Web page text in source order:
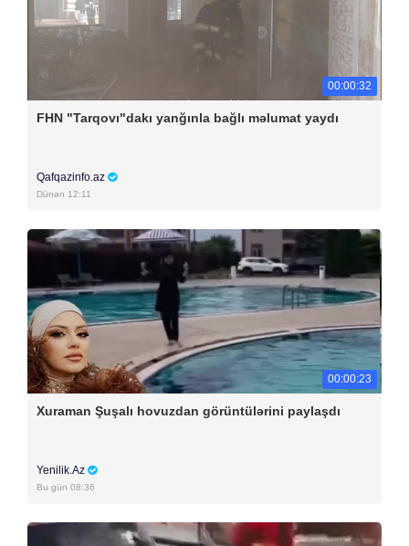
00:00:32
FHN "Tarqovı"dakı yanğınla bağlı məlumat yaydı
Qafqazinfo.az
Dünən 12:11
00:00:23
Xuraman Şuşalı hovuzdan görüntülərini paylaşdı
Yenilik.Az
Bu gün 08:36